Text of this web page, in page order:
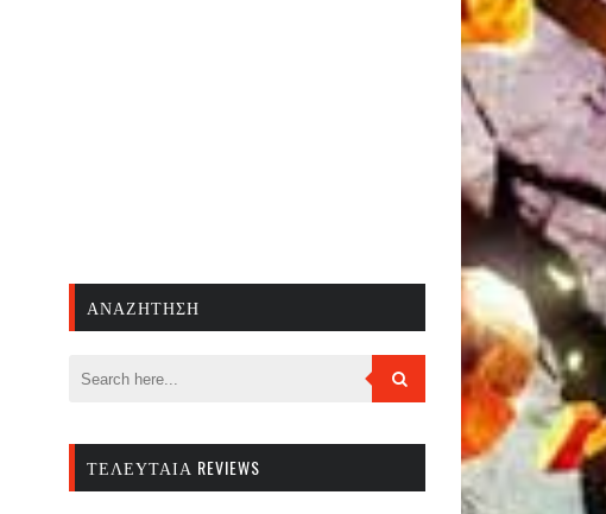
ΑΝΑΖΉΤΗΣΗ
ΤΕΛΕΥΤΑΊΑ REVIEWS